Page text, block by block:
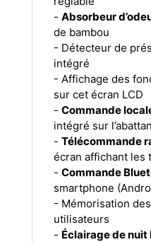
- Absorbeur
de bambou
- Détecteur de
intégré
- Affichage des
sur cet écran LCD
- Commande
intégré sur
- Télécommande
écran affichant les
- Commande
smartphone
- Mémorisation
utilisateurs
- Éclairage de nuit